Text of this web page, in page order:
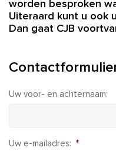
worden besproken
Uiteraard kunt u ook
Dan gaat CJB
Uw voor- en achternaam:
Uw e-mailadres: *